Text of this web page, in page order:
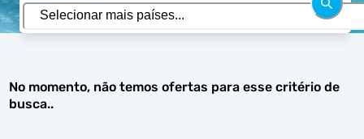
No momento, não temos ofertas para esse critério de
busca..